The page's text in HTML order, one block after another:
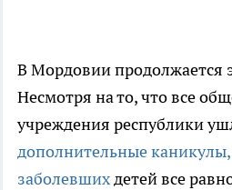
В Мордовии продолжается
Несмотря на то, что все
учреждения республики
дополнительные
заболевшихдетей все